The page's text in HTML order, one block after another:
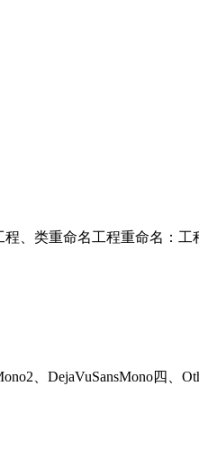
、类重命名工程重命名：
、DejaVuSansMono四、